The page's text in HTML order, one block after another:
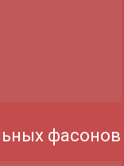
фасонов